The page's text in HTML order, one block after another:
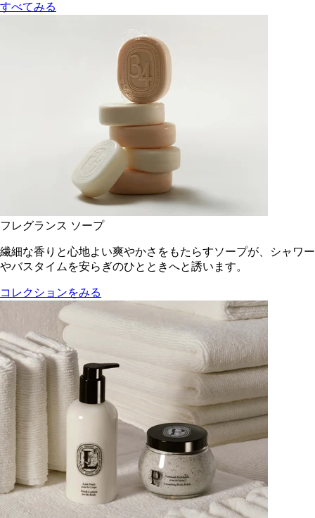
すべてみる
フレグランス ソープ
繊細な香りと心地よい爽やかさをもたらすソープが、シャワー
やバスタイムを安らぎのひとときへと誘います。
コレクションをみる